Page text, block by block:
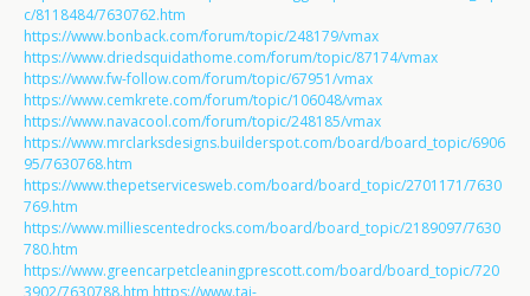
c/8118484/7630762.htm
https://www.bonback.com/forum/topic/248179/vmax
https://www.driedsquidathome.com/forum/topic/87174/vmax
https://www.fw-follow.com/forum/topic/67951/vmax
https://www.cemkrete.com/forum/topic/106048/vmax
https://www.navacool.com/forum/topic/248185/vmax
https://www.mrclarksdesigns.builderspot.com/board/board_topic/6906
95/7630768.htm
https://www.thepetservicesweb.com/board/board_topic/2701171/7630
769.htm
https://www.milliescentedrocks.com/board/board_topic/2189097/7630
780.htm
https://www.greencarpetcleaningprescott.com/board/board_topic/720
3902/7630788.htm https://www.tai-